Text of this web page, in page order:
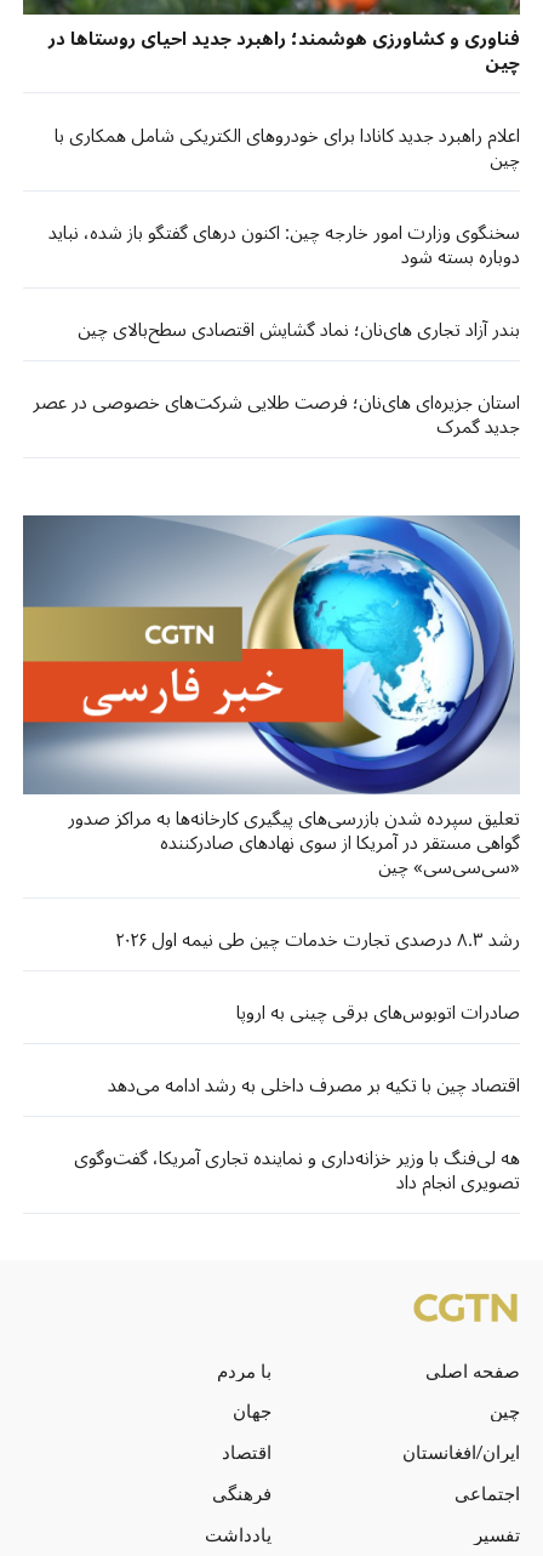
فناوری و کشاورزی هوشمند؛ راهبرد جدید احیای روستاها در
چین
اعلام راهبرد جدید کانادا برای خودروهای الکتریکی شامل همکاری با
چین
سخنگوی وزارت امور خارجه چین: اکنون درهای گفتگو باز شده، نباید
دوباره بسته شود
بندر آزاد تجاری های‌نان؛ نماد گشایش اقتصادی سطح‌بالای چین
استان جزیره‌ای های‌نان؛ فرصت طلایی شرکت‌های خصوصی در عصر
جدید گمرک
تعلیق سپرده شدن بازرسی‌های پیگیری کارخانه‌ها به مراکز صدور
گواهی مستقر در آمریکا از سوی نهادهای صادرکننده
«سی‌سی‌سی» چین
رشد ۸.۳ درصدی تجارت خدمات چین طی نیمه اول ۲۰۲۶
صادرات اتوبوس‌های برقی چینی به اروپا
اقتصاد چین با تکیه بر مصرف داخلی به رشد ادامه می‌دهد
هه لی‌فنگ با وزیر خزانه‌داری و نماینده تجاری آمریکا، گفت‌وگوی
تصویری انجام داد
صفحه اصلی
با مردم
چین
جهان
ایران/افغانستان
اقتصاد
اجتماعی
فرهنگی
تفسیر
یادداشت